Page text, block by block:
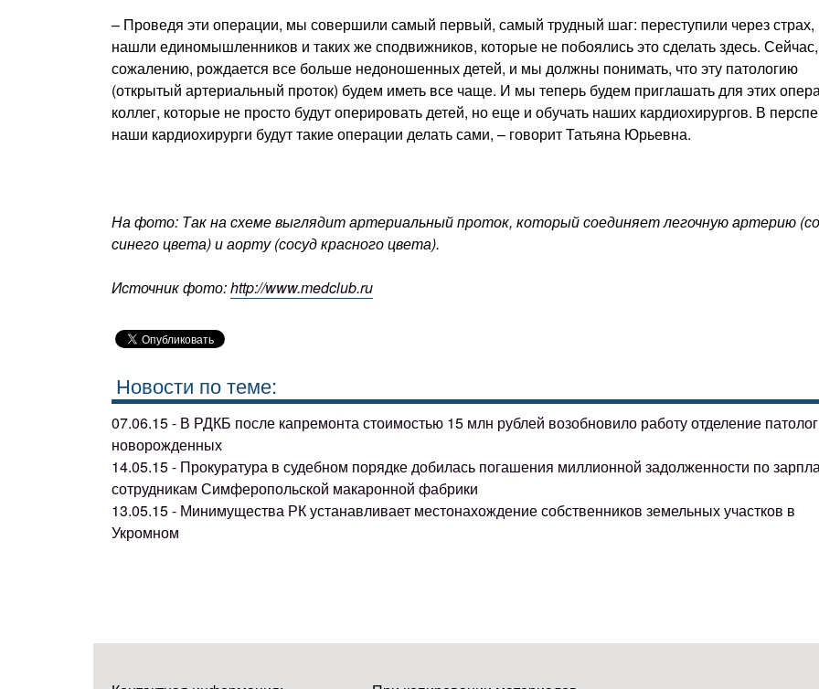
– Проведя эти операции, мы совершили самый первый, самый трудный шаг: переступили через страх,
нашли единомышленников и таких же сподвижников, которые не побоялись это сделать здесь.
сожалению, рождается все больше недоношенных детей, и мы должны понимать, что эту патологию
(открытый артериальный проток) будем иметь все чаще. И мы теперь будем приглашать для этих
коллег, которые не просто будут оперировать детей, но еще и обучать наших кардиохирургов. В
наши кардиохирурги будут такие операции делать сами, – говорит Татьяна Юрьевна.
На фото: Так на схеме выглядит артериальный проток, который соединяет легочную артерию
синего цвета) и аорту (сосуд красного цвета).
Источник фото:http://www.medclub.ru
Новости по теме:
07.06.15 - В РДКБ после капремонта стоимостью 15 млн рублей возобновило работу отделение
новорожденных
14.05.15 - Прокуратура в судебном порядке добилась погашения миллионной задолженности по
сотрудникам Симферопольской макаронной фабрики
13.05.15 - Минимущества РК устанавливает местонахождение собственников земельных участков в
Укромном